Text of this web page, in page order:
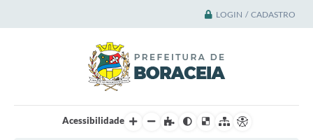
LOGIN / CADASTRO
Acessibilidade